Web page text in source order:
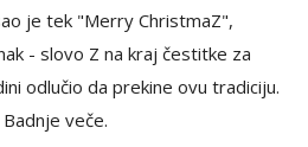
je tek "Merry ChristmaZ",
- slovo Z na kraj čestitke za
odlučio da prekine ovu tradiciju.
veče.